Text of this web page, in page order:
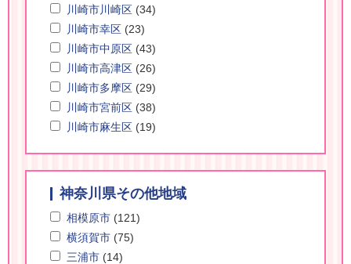
川崎市川崎区 (34)
川崎市幸区 (23)
川崎市中原区 (43)
川崎市高津区 (26)
川崎市多摩区 (29)
川崎市宮前区 (38)
川崎市麻生区 (19)
神奈川県その他地域
相模原市 (121)
横須賀市 (75)
三浦市 (14)